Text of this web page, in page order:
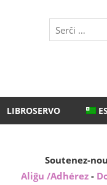
LIBROSERVO
Soutenez-
Aliĝu /Adhérez -